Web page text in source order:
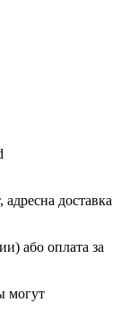
доставка
або оплата за
могут